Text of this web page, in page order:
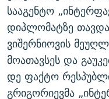
სააგენტო
დიპლომატზე
ვიშერნიოვის
მოათავსეს და
დე ფაქტო
გრიგორიევმა